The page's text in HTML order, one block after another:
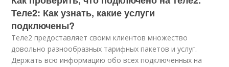
Теле2: Как узнать, какие услуги
подключены?
Теле2 предоставляет своим клиентов множество
довольно разнообразных тарифных пакетов и услуг.
Держать всю информацию обо всех подключенных на